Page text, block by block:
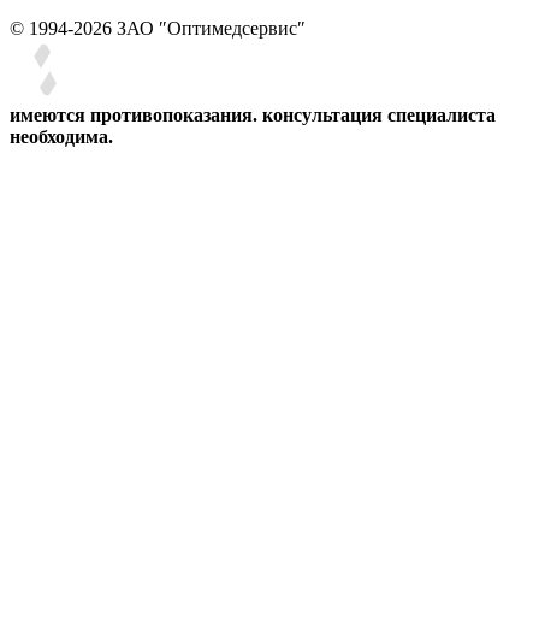
© 1994-2026 ЗАО ″Оптимедсервис″
имеются противопоказания. консультация специалиста
необходима.